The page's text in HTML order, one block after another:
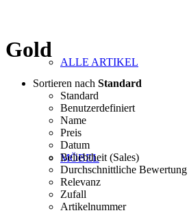
ALLE ARTIKEL
MÖBEL
Gold
Sortieren nach Standard
Standard
Benutzerdefiniert
Name
Preis
Datum
Beliebtheit (Sales)
Durchschnittliche Bewertung
Relevanz
Zufall
Artikelnummer